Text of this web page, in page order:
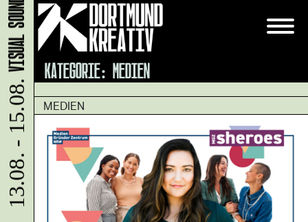
KATEGORIE: MEDIEN
MEDIEN
13.08. - 15.08.